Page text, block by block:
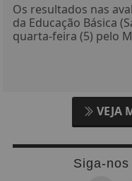
Os resultados nas
da Educação Básica
quarta-feira (5) pelo
VEJA
Siga-